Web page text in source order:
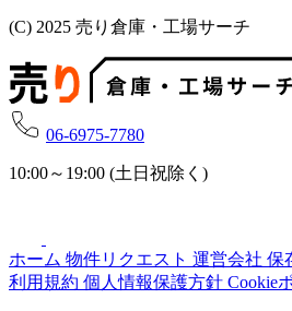
(C) 2025 売り倉庫・工場サーチ
06-6975-7780
10:00～19:00 (土日祝除く)
ホーム 物件リクエスト 運営会社 保
利用規約 個人情報保護方針 Cookie